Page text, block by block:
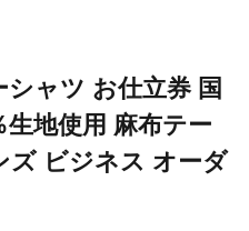
ャツ お仕立券 国
地使用 麻布テー
ズ ビジネス オーダ